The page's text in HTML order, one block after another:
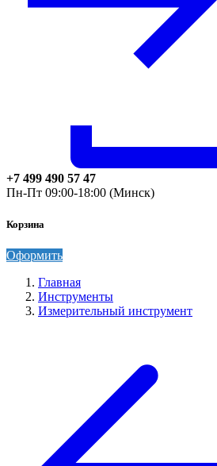
+7 499 490 57 47
Пн-Пт 09:00-18:00 (Минск)
Корзина
Оформить
Главная
Инструменты
Измерительный инструмент